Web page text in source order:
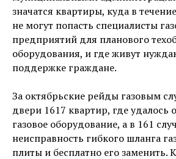
значатся квартиры, куда в
не могут попасть специалисты
предприятий для планового
оборудования, и где живут
поддержке граждане.
За октябрьские рейды газовым
двери 1617 квартир, где удалось
газовое оборудование, а в 161
неисправность гибкого шланга
плиты и бесплатно его заменить.